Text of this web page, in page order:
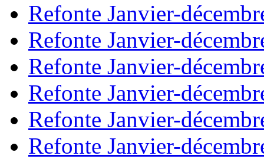
Refonte Janvier-
Refonte Janvier-
Refonte Janvier-
Refonte Janvier-
Refonte Janvier-
Refonte Janvier-